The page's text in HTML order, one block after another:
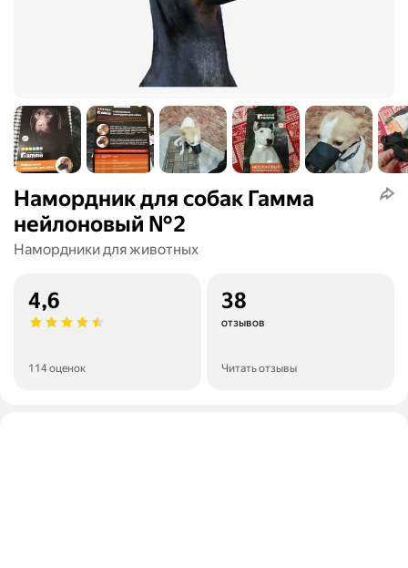
Намордник для собак Гамма
нейлоновый №2
Намордники для животных
4,6
114 оценок
38
отзывов
Читать отзывы